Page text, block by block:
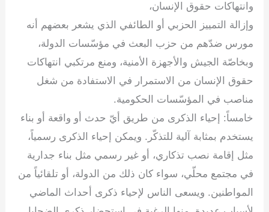
وانتهاكات حقوق الإنسان،
وإزالة التمييز الحزبي أو الطائفي الذي يشعر بعضهم أنه
مورس ضدّهم من حزب البعث في مؤسّسات الدولة،
وبخاصّة الجيش والأجهزة الأمنية، ومنع مرتكبي انتهاكات
حقوق الإنسان من الاستمرار في الاستفادة من شغل
مناصب في المؤسّسات الحكومية.
خامساً: إحياء الذكرى من طريق أيّ حدث أو واقعة أو بناء
يستخدم بمثابة آلية للتذكّر. ويمكن إحياء الذكرى رسمياً،
مثل إقامة نصب تذكاري، أو غير رسمي مثل بناء جدارية
في مجتمع محلّي، سواء كان ذلك من الدولة، أو تلقائياً من
المواطنين. ويسعى الناس لإحياء ذكرى أحداث الماضي